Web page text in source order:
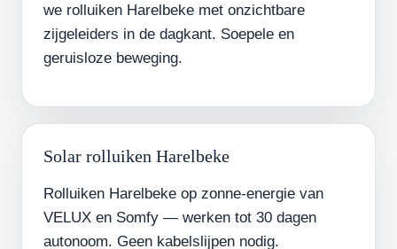
we rolluiken Harelbeke met onzichtbare
zijgeleiders in de dagkant. Soepele en
geruisloze beweging.
Solar rolluiken Harelbeke
Rolluiken Harelbeke op zonne-energie van
VELUX en Somfy — werken tot 30 dagen
autonoom. Geen kabelslijpen nodig.